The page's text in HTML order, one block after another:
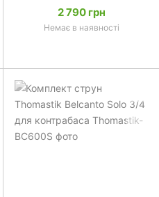
2 790 грн
Немає в наявності